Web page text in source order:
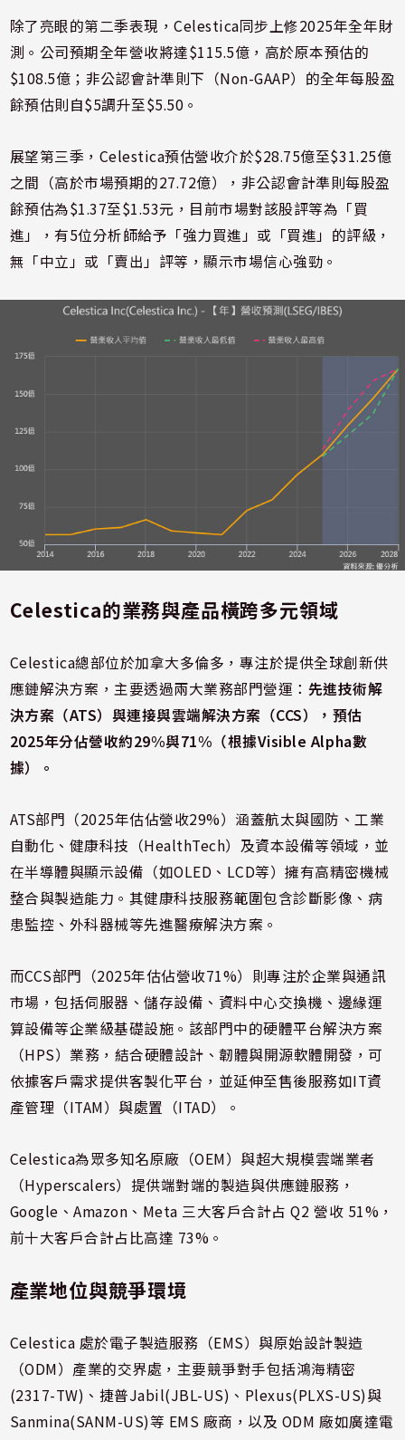
除了亮眼的第二季表現，Celestica同步上修2025年全年財
測。公司預期全年營收將達$115.5億，高於原本預估的
$108.5億；非公認會計準則下（Non-GAAP）的全年每股盈
餘預估則自$5調升至$5.50。
展望第三季，Celestica預估營收介於$28.75億至$31.25億
之間（高於市場預期的27.72億），非公認會計準則每股盈
餘預估為$1.37至$1.53元，目前市場對該股評等為「買
進」，有5位分析師給予「強力買進」或「買進」的評級，
無「中立」或「賣出」評等，顯示市場信心強勁。
Celestica的業務與產品橫跨多元領域
Celestica總部位於加拿大多倫多，專注於提供全球創新供
應鏈解決方案，主要透過兩大業務部門營運： 先進技術解
決方案（ATS） 與連接與雲端解決方案（CCS），預估
2025年分佔營收約29%與71%（根據Visible Alpha數
據）。
ATS部門（2025年估佔營收29%）涵蓋航太與國防、工業
自動化、健康科技（HealthTech）及資本設備等領域，並
在半導體與顯示設備（如OLED、LCD等）擁有高精密機械
整合與製造能力。其健康科技服務範圍包含診斷影像、病
患監控、外科器械等先進醫療解決方案。
而CCS部門（2025年估佔營收71%）則專注於企業與通訊
市場，包括伺服器、儲存設備、資料中心交換機、邊緣運
算設備等企業級基礎設施。該部門中的硬體平台解決方案
（HPS）業務，結合硬體設計、韌體與開源軟體開發，可
依據客戶需求提供客製化平台，並延伸至售後服務如IT資
產管理（ITAM）與處置（ITAD）。
Celestica為眾多知名原廠（OEM）與超大規模雲端業者
（Hyperscalers）提供端對端的製造與供應鏈服務，
Google、Amazon、Meta 三大客戶合計占 Q2 營收 51%，
前十大客戶合計占比高達 73%。
產業地位與競爭環境
Celestica 處於電子製造服務（EMS）與原始設計製造
（ODM）產業的交界處，主要競爭對手包括鴻海精密
(2317-TW)、捷普Jabil(JBL-US)、Plexus(PLXS-US)與
Sanmina(SANM-US)等 EMS 廠商，以及 ODM 廠如廣達電